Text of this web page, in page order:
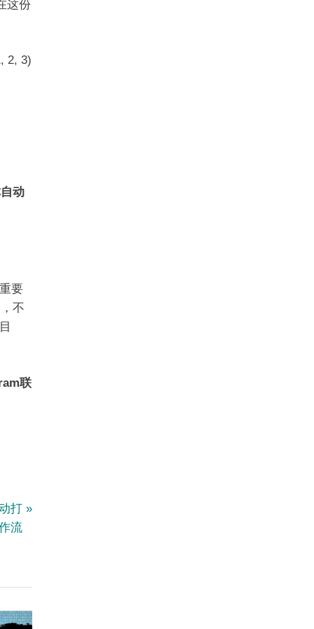
这份
2, 3)
动
要
不
联
打
流